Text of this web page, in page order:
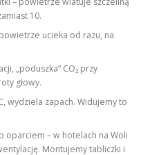
10.
ucieka od razu, na
„poduszka” CO₂ przy
głowy.
wydziela zapach. Widujemy to
oparciem – w hotelach na Woli
Montujemy tabliczki i